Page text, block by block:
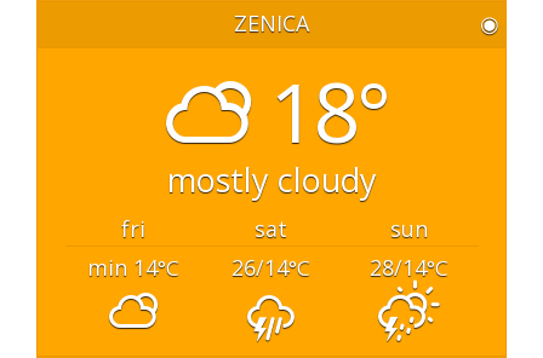
ZENICA ◉
18°
mostly cloudy
fri sat
sun
min 14°C 26/14°C 28/14°C